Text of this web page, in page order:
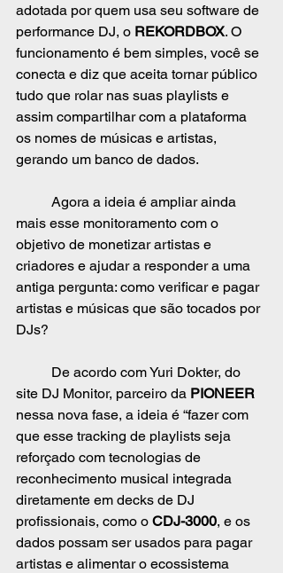
adotada por quem usa seu software de
performance DJ, o REKORDBOX. O
funcionamento é bem simples, você se
conecta e diz que aceita tornar público
tudo que rolar nas suas playlists e
assim compartilhar com a plataforma
os nomes de músicas e artistas,
gerando um banco de dados.
mais esse monitoramento com o
objetivo de monetizar artistas e
criadores e ajudar a responder a uma
antiga pergunta: como verificar e pagar
artistas e músicas que são tocados por
DJs?
site DJ Monitor, parceiro da PIONEER
nessa nova fase, a ideia é “fazer com
que esse tracking de playlists seja
reforçado com tecnologias de
reconhecimento musical integrada
diretamente em decks de DJ
profissionais, como o CDJ-3000, e os
dados possam ser usados para pagar
artistas e alimentar o ecossistema